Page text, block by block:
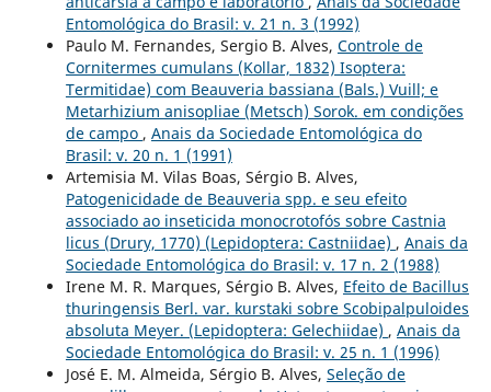
Entomológica do Brasil: v. 21 n. 3 (1992)
Paulo M. Fernandes, Sergio B. Alves, Controle de
Cornitermes cumulans (Kollar, 1832) Isoptera:
Termitidae) com Beauveria bassiana (Bals.) Vuill; e
Metarhizium anisopliae (Metsch) Sorok. em condições
de campo , Anais da Sociedade Entomológica do
Brasil: v. 20 n. 1 (1991)
Artemisia M. Vilas Boas, Sérgio B. Alves,
Patogenicidade de Beauveria spp. e seu efeito
associado ao inseticida monocrotofós sobre Castnia
licus (Drury, 1770) (Lepidoptera: Castniidae) , Anais da
Sociedade Entomológica do Brasil: v. 17 n. 2 (1988)
Irene M. R. Marques, Sérgio B. Alves, Efeito de Bacillus
thuringensis Berl. var. kurstaki sobre Scobipalpuloides
absoluta Meyer. (Lepidoptera: Gelechiidae) , Anais da
Sociedade Entomológica do Brasil: v. 25 n. 1 (1996)
José E. M. Almeida, Sérgio B. Alves, Seleção de